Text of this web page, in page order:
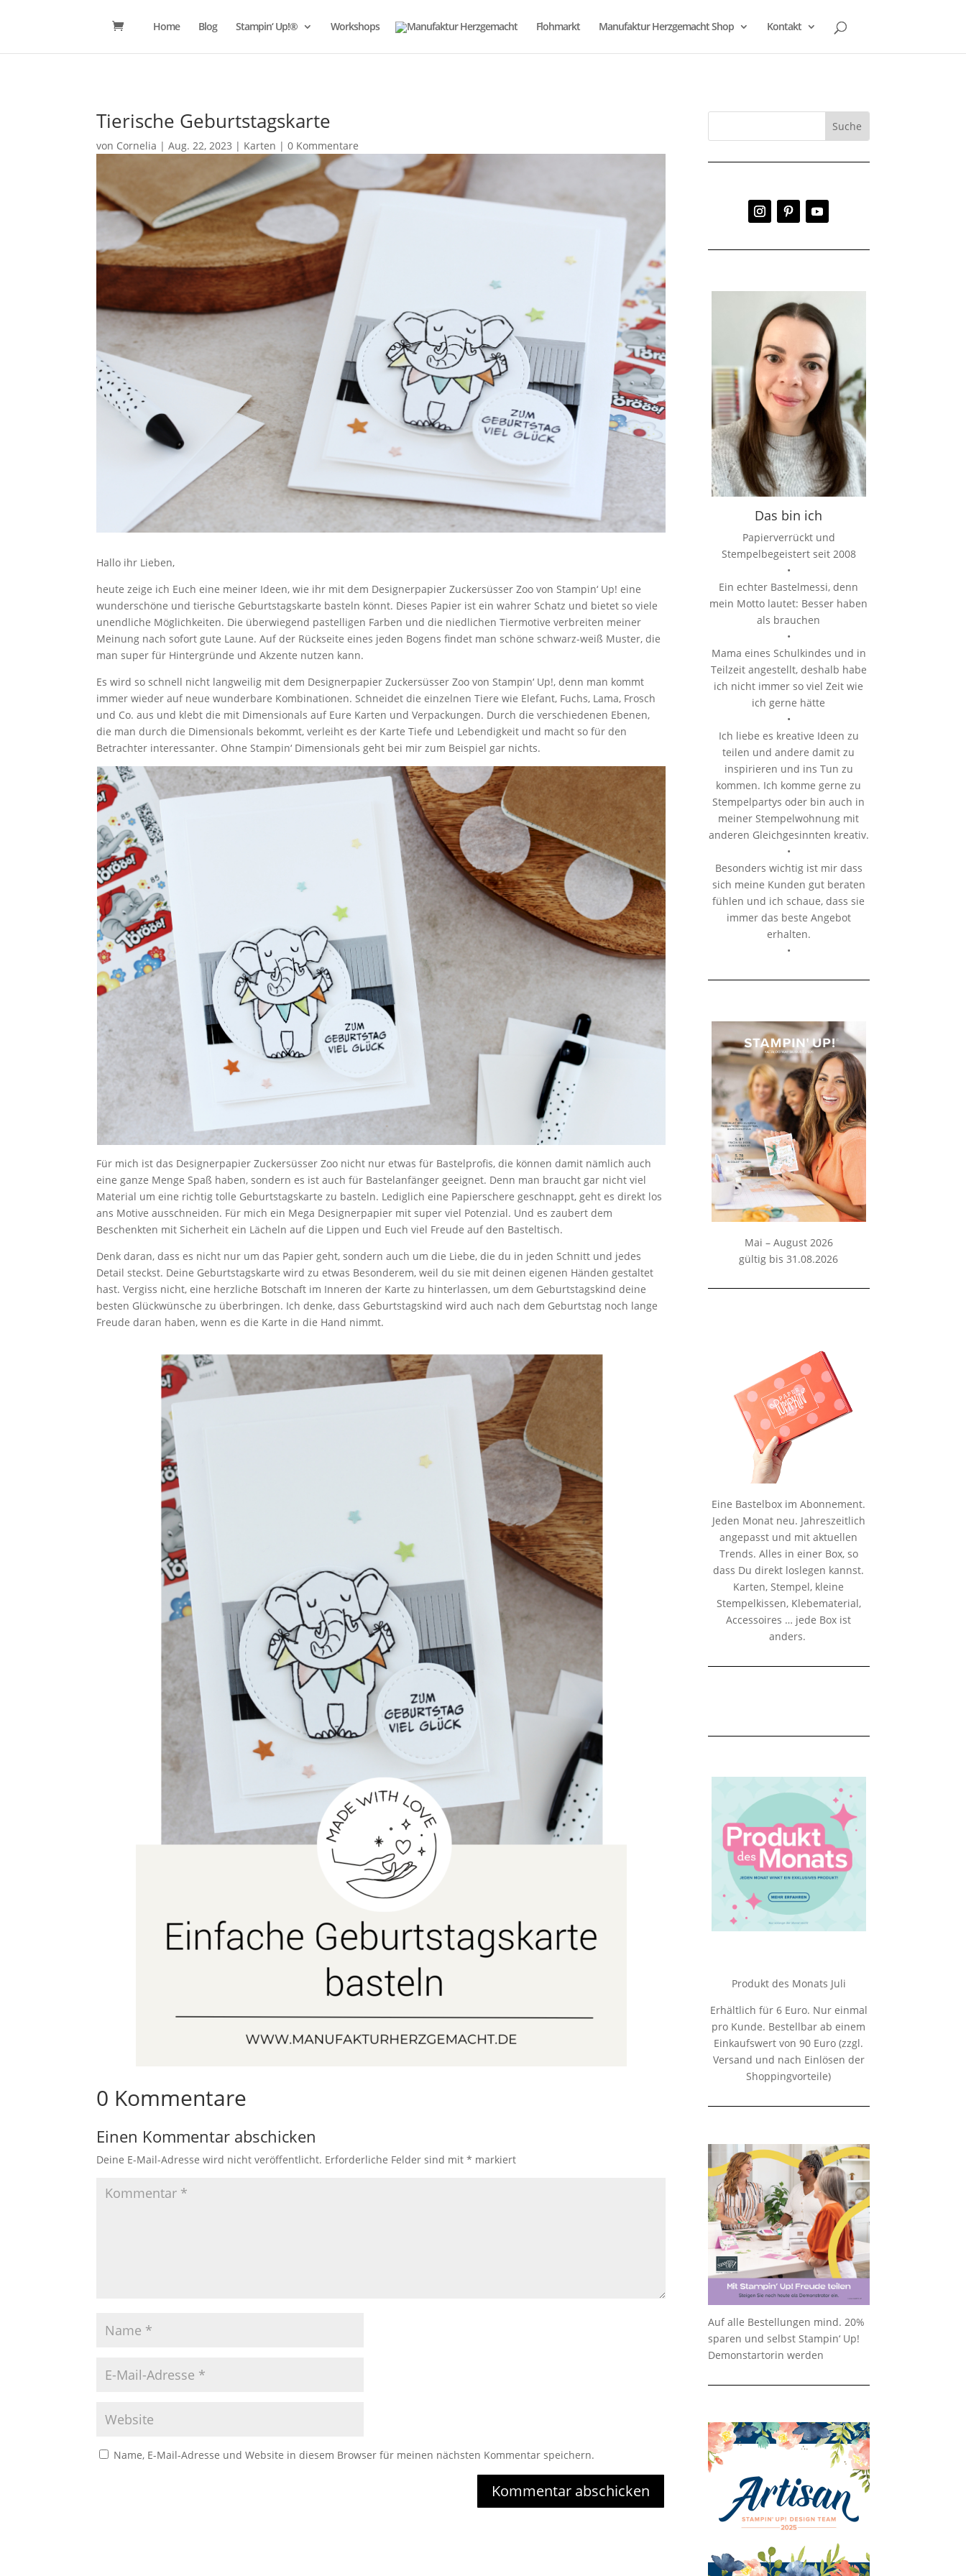
Home Blog Stampin‘ Up!® Workshops Flohmarkt Manufaktur Herzgemacht Shop Kontakt
Tierische Geburtstagskarte
von Cornelia |Aug. 22, 2023 | Karten |0 Kommentare
Hallo ihr Lieben,
heute zeige ich Euch eine meiner Ideen, wie ihr mit dem Designerpapier Zuckersüsser Zoo von Stampin‘ Up! eine
wunderschöne und tierische Geburtstagskarte basteln könnt. Dieses Papier ist ein wahrer Schatz und bietet so viele
unendliche Möglichkeiten. Die überwiegend pastelligen Farben und die niedlichen Tiermotive verbreiten meiner
Meinung nach sofort gute Laune. Auf der Rückseite eines jeden Bogens findet man schöne schwarz-weiß Muster, die
man super für Hintergründe und Akzente nutzen kann.
Es wird so schnell nicht langweilig mit dem Designerpapier Zuckersüsser Zoo von Stampin‘ Up!, denn man kommt
immer wieder auf neue wunderbare Kombinationen. Schneidet die einzelnen Tiere wie Elefant, Fuchs, Lama, Frosch
und Co. aus und klebt die mit Dimensionals auf Eure Karten und Verpackungen. Durch die verschiedenen Ebenen,
die man durch die Dimensionals bekommt, verleiht es der Karte Tiefe und Lebendigkeit und macht so für den
Betrachter interessanter. Ohne Stampin‘ Dimensionals geht bei mir zum Beispiel gar nichts.
Für mich ist das Designerpapier Zuckersüsser Zoo nicht nur etwas für Bastelprofis, die können damit nämlich auch
eine ganze Menge Spaß haben, sondern es ist auch für Bastelanfänger geeignet. Denn man braucht gar nicht viel
Material um eine richtig tolle Geburtstagskarte zu basteln. Lediglich eine Papierschere geschnappt, geht es direkt los
ans Motive ausschneiden. Für mich ein Mega Designerpapier mit super viel Potenzial. Und es zaubert dem
Beschenkten mit Sicherheit ein Lächeln auf die Lippen und Euch viel Freude auf den Basteltisch.
Denk daran, dass es nicht nur um das Papier geht, sondern auch um die Liebe, die du in jeden Schnitt und jedes
Detail steckst. Deine Geburtstagskarte wird zu etwas Besonderem, weil du sie mit deinen eigenen Händen gestaltet
hast. Vergiss nicht, eine herzliche Botschaft im Inneren der Karte zu hinterlassen, um dem Geburtstagskind deine
besten Glückwünsche zu überbringen. Ich denke, dass Geburtstagskind wird auch nach dem Geburtstag noch lange
Freude daran haben, wenn es die Karte in die Hand nimmt.
0 Kommentare
Einen Kommentar abschicken
Deine E-Mail-Adresse wird nicht veröffentlicht. Erforderliche Felder sind mit* markiert
Name, E-Mail-Adresse und Website in diesem Browser für meinen nächsten Kommentar speichern.
Kommentar abschicken
Das bin ich
Papierverrückt und
Stempelbegeistert seit 2008
•
Ein echter Bastelmessi, denn
mein Motto lautet: Besser haben
als brauchen
•
Mama eines Schulkindes und in
Teilzeit angestellt, deshalb habe
ich nicht immer so viel Zeit wie
ich gerne hätte
•
Ich liebe es kreative Ideen zu
teilen und andere damit zu
inspirieren und ins Tun zu
kommen. Ich komme gerne zu
Stempelpartys oder bin auch in
meiner Stempelwohnung mit
anderen Gleichgesinnten kreativ.
•
Besonders wichtig ist mir dass
sich meine Kunden gut beraten
fühlen und ich schaue, dass sie
immer das beste Angebot
erhalten.
•
Mai – August 2026
gültig bis 31.08.2026
Eine Bastelbox im Abonnement.
Jeden Monat neu. Jahreszeitlich
angepasst und mit aktuellen
Trends. Alles in einer Box, so
dass Du direkt loslegen kannst.
Karten, Stempel, kleine
Stempelkissen, Klebematerial,
Accessoires … jede Box ist
anders.
Produkt des Monats Juli
Erhältlich für 6 Euro. Nur einmal
pro Kunde. Bestellbar ab einem
Einkaufswert von 90 Euro (zzgl.
Versand und nach Einlösen der
Shoppingvorteile)
Auf alle Bestellungen mind. 20%
sparen und selbst Stampin‘ Up!
Demonstartorin werden